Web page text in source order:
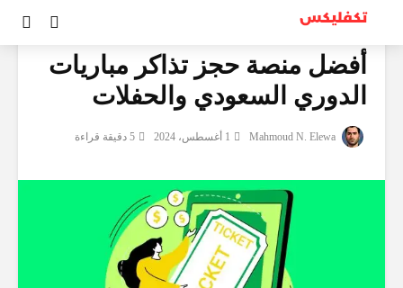
مراجعات
أفضل منصة حجز تذاكر مباريات
الدوري السعودي والحفلات
1 أغسطس، 2024 5 دقيقة قراءة